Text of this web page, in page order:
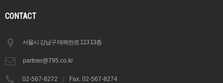
CONTACT
서울시 강남구 테헤란로 113 13층
partner@795.co.kr
02-567-8272 | Fax. 02-567-8274